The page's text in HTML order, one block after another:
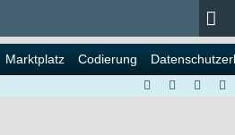
Marktplatz Codierung